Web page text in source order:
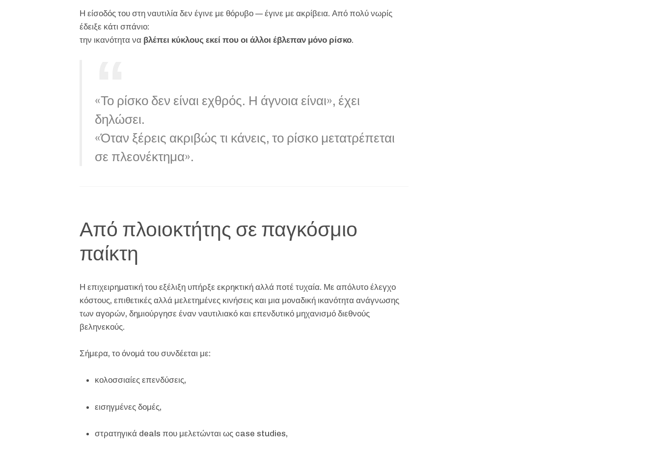
Η είσοδός του στη ναυτιλία δεν έγινε με θόρυβο — έγινε με ακρίβεια. Από πολύ νωρίς
έδειξε κάτι σπάνιο:
την ικανότητα να βλέπει κύκλους εκεί που οι άλλοι έβλεπαν μόνο ρίσκο.
«Το ρίσκο δεν είναι εχθρός. Η άγνοια είναι», έχει
δηλώσει.
«Όταν ξέρεις ακριβώς τι κάνεις, το ρίσκο μετατρέπεται
σε πλεονέκτημα».
Από πλοιοκτήτης σε παγκόσμιο
παίκτη
Η επιχειρηματική του εξέλιξη υπήρξε εκρηκτική αλλά ποτέ τυχαία. Με απόλυτο έλεγχο
κόστους, επιθετικές αλλά μελετημένες κινήσεις και μια μοναδική ικανότητα ανάγνωσης
των αγορών, δημιούργησε έναν ναυτιλιακό και επενδυτικό μηχανισμό διεθνούς
βεληνεκούς.
Σήμερα, το όνομά του συνδέεται με:
κολοσσιαίες επενδύσεις,
εισηγμένες δομές,
στρατηγικά deals που μελετώνται ως case studies,